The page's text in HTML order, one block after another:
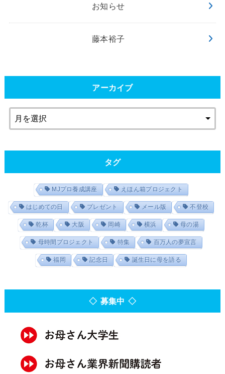
お知らせ
藤本裕子
アーカイブ
タグ
MJプロ養成講座 えほん箱プロジェクト
はじめての日 プレゼント メール版 不登校
乾杯 大阪 岡崎 横浜 母の湯
母時間プロジェクト 特集 百万人の夢宣言
福岡 記念日 誕生日に母を語る
◇ 募集中 ◇